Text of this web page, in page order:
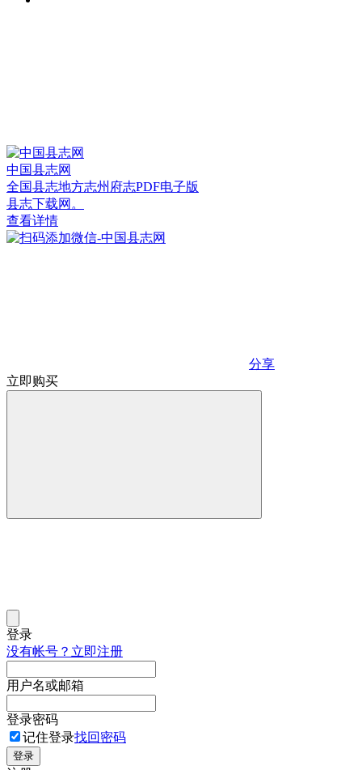
中国县志网
全国县志地方志州府志PDF电子版
县志下载网。
查看详情
分享
立即购买
登录
没有帐号？立即注册
用户名或邮箱
登录密码
记住登录找回密码
登录